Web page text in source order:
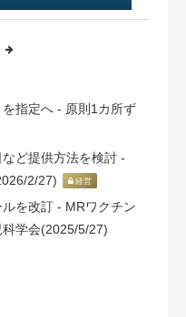
を指定へ - 原則1カ所ず
ど提供方法を検討 -
2/27)
経営
を改訂 - MRワクチン
学会(2025/5/27)